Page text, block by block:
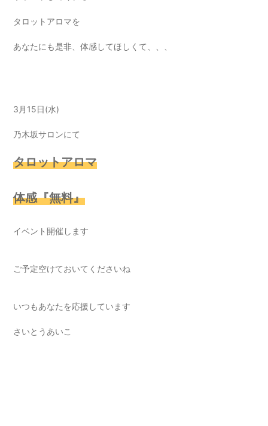
タロットアロマを
あなたにも是非、体感してほしくて、、、
3月15日(水)
乃木坂サロンにて
タロットアロマ
体感『無料』
イベント開催します
ご予定空けておいてくださいね
いつもあなたを応援しています
さいとうあいこ